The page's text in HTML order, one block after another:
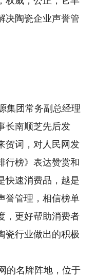
决陶瓷企业声誉管
集团常务副总经理
长南顺芝先后发
贺词，对人民网发
行榜》表达赞赏和
快速消费品，越是
誉管理，相信榜单
，更好帮助消费者
瓷行业做出的积极
的名牌阵地，位于